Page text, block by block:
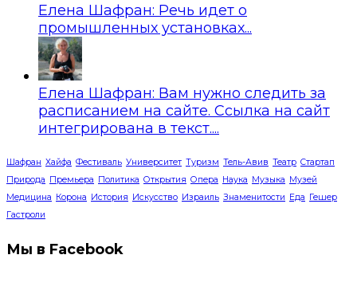
Елена Шафран: Речь идет о
промышленных установках...
Елена Шафран: Вам нужно следить за
расписанием на сайте. Ссылка на сайт
интегрирована в текст....
Шафран Хайфа Фестиваль Университет Туризм Тель-Авив Театр Стартап
Природа Премьера Политика Открытия Опера Наука Музыка Музей
Медицина Корона История Искусство Израиль Знаменитости Еда Гешер
Гастроли
Мы в Facebook